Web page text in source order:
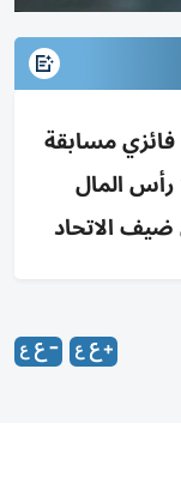
فائزي مسابقة
رأس المال
ضيف الاتحاد